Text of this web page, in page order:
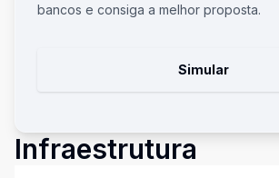
bancos e consiga a melhor proposta.
Simular
Infraestrutura